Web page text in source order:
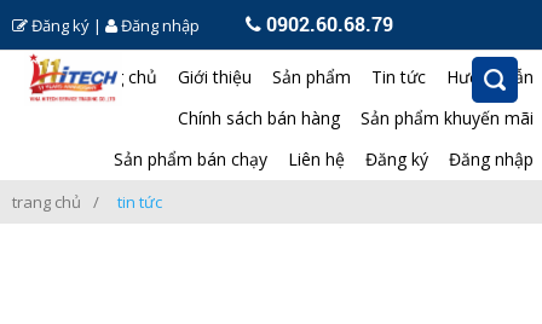
Đăng ký | Đăng nhập 0902.60.68.79
Trang chủ Giới thiệu Sản phẩm Tin tức
Hướng dẫn
Chính sách bán hàng
Sản phẩm khuyến mãi
Sản phẩm bán chạy
Liên hệ Đăng ký Đăng nhập
trang chủ tin tức